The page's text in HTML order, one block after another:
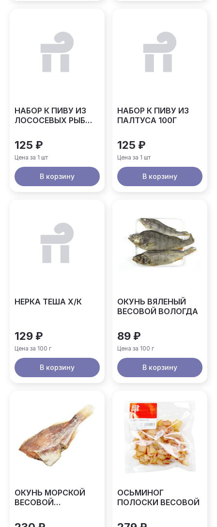
НАБОР К ПИВУ ИЗ
ЛОСОСЕВЫХ РЫБ
125 ₽
Цена за 1 шт
В корзину
НАБОР К ПИВУ ИЗ
ПАЛТУСА 100Г
125 ₽
Цена за 1 шт
В корзину
НЕРКА ТЕША Х/К
129 ₽
Цена за 100 г
В корзину
ОКУНЬ ВЯЛЕНЫЙ
ВЕСОВОЙ ВОЛОГДА
89 ₽
Цена за 100 г
В корзину
ОКУНЬ МОРСКОЙ
ВЕСОВОЙ
ОСЬМИНОГ
ПОЛОСКИ ВЕСОВОЙ